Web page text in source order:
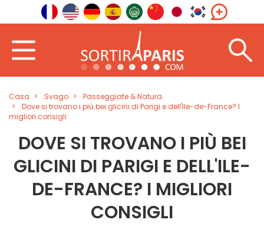
Casa Svago
Passeggiate & Natura
Dove si trovano i più bei glicini di Parigi e dell'Ile-de-France? I
migliori consigli
DOVE SI TROVANO I PIÙ BEI
GLICINI DI PARIGI E DELL'ILE-
DE-FRANCE? I MIGLIORI
CONSIGLI